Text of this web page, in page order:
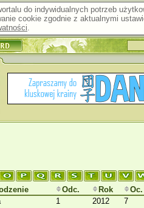
do indywidualnych potrzeb
cookie zgodnie z aktualnymi
.
Odc. Rok Oc.
1 2012 7